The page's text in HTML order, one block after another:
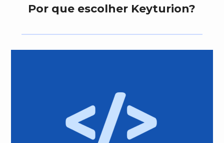
Por que escolher Keyturion?